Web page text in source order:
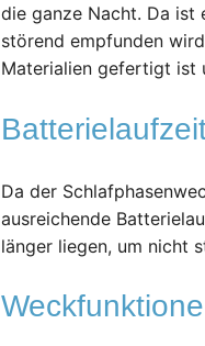
die ganze Nacht. Da ist
störend empfunden
Materialien gefertigt ist
Da der
ausreichende
länger liegen, um nicht